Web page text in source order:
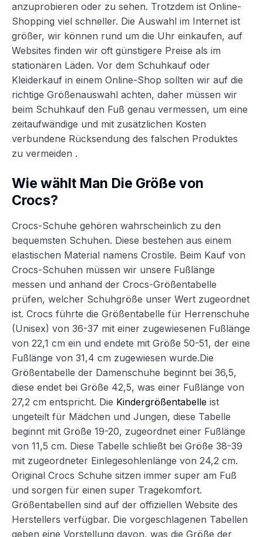
anzuprobieren oder zu sehen. Trotzdem ist Online-
Shopping viel schneller. Die Auswahl im Internet ist
größer, wir können rund um die Uhr einkaufen, auf
Websites finden wir oft günstigere Preise als im
stationären Läden. Vor dem Schuhkauf oder
Kleiderkauf in einem Online-Shop sollten wir auf die
richtige Größenauswahl achten, daher müssen wir
beim Schuhkauf den Fuß genau vermessen, um eine
zeitaufwändige und mit zusätzlichen Kosten
verbundene Rücksendung des falschen Produktes
zu vermeiden .
Wie wählt Man Die Größe von
Crocs?
Crocs-Schuhe gehören wahrscheinlich zu den
bequemsten Schuhen. Diese bestehen aus einem
elastischen Material namens Crostile. Beim Kauf von
Crocs-Schuhen müssen wir unsere Fußlänge
messen und anhand der Crocs-Größentabelle
prüfen, welcher Schuhgröße unser Wert zugeordnet
ist. Crocs führte die Größentabelle für Herrenschuhe
(Unisex) von 36-37 mit einer zugewiesenen Fußlänge
von 22,1 cm ein und endete mit Größe 50-51, der eine
Fußlänge von 31,4 cm zugewiesen wurde.Die
Größentabelle der Damenschuhe beginnt bei 36,5,
diese endet bei Größe 42,5, was einer Fußlänge von
27,2 cm entspricht. Die Kindergrößentabelle ist
ungeteilt für Mädchen und Jungen, diese Tabelle
beginnt mit Größe 19-20, zugeordnet einer Fußlänge
von 11,5 cm. Diese Tabelle schließt bei Größe 38-39
mit zugeordneter Einlegesohlenlänge von 24,2 cm.
Original Crocs Schuhe sitzen immer super am Fuß
und sorgen für einen super Tragekomfort.
Größentabellen sind auf der offiziellen Website des
Herstellers verfügbar. Die vorgeschlagenen Tabellen
geben eine Vorstellung davon, was die Größe der